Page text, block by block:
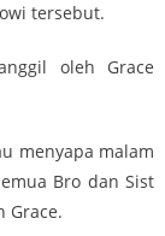
tersebut.
oleh Grace
menyapa malam
Bro dan Sist
Grace.